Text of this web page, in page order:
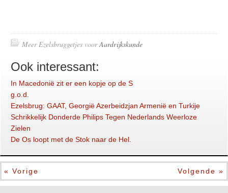
Meer Ezelsbruggetjes voorAardrijkskunde
Ook interessant:
In Macedonië zit er een kopje op de S
g.o.d.
Ezelsbrug: GAAT, Georgië Azerbeidzjan Armenië en Turkije
Schrikkelijk Donderde Philips Tegen Nederlands Weerloze
Zielen
De Os loopt met de Stok naar de Hel.
« Vorige Volgende »